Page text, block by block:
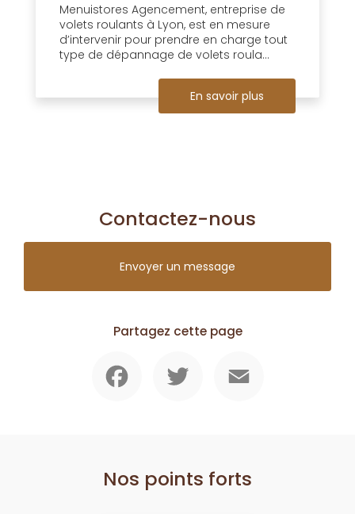
Menuistores Agencement, entreprise de
volets roulants à Lyon, est en mesure
d’intervenir pour prendre en charge tout
type de dépannage de volets roula...
En savoir plus
Contactez-nous
Envoyer un message
Partagez cette page
Nos points forts